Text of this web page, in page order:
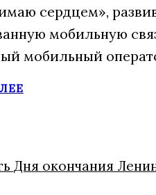
сердцем»,
мобильную
мобильный
Дня окончания